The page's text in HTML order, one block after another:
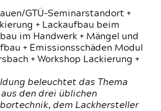
GTÜ-Seminarstandort +
+ Lackaufbau beim
im Handwerk + Mängel und
+ Emissionsschäden Modul
+ Workshop Lackierung +
beleuchtet das Thema
den drei üblichen
dem Lackhersteller